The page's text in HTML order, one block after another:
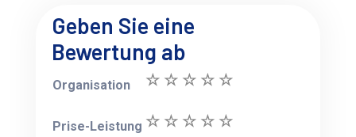
Geben Sie eine
Bewertung ab
Organisation
Prise-Leistung